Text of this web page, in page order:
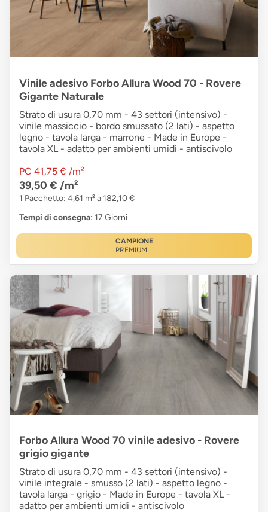
Vinile adesivo Forbo Allura Wood 70 - Rovere
Gigante Naturale
Strato di usura 0,70 mm - 43 settori (intensivo) -
vinile massiccio - bordo smussato (2 lati) - aspetto
legno - tavola larga - marrone - Made in Europe -
tavola XL - adatto per ambienti umidi - antiscivolo
PC 41,75 € /m²
39,50 € /m²
1 Pacchetto: 4,61 m² a 182,10 €
Tempi di consegna: 17 Giorni
CAMPIONE
PREMIUM
Forbo Allura Wood 70 vinile adesivo - Rovere
grigio gigante
Strato di usura 0,70 mm - 43 settori (intensivo) -
vinile integrale - smusso (2 lati) - aspetto legno -
tavola larga - grigio - Made in Europe - tavola XL -
adatto per ambienti umidi - antiscivolo